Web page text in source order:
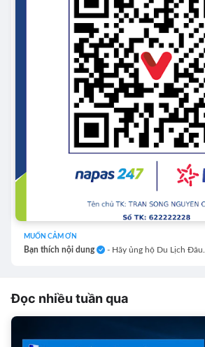
MUỐN CẢM ƠN
Bạn thích nội dung - Hãy ủng hộ Du Lịch Đâu.
Đọc nhiều tuần qua